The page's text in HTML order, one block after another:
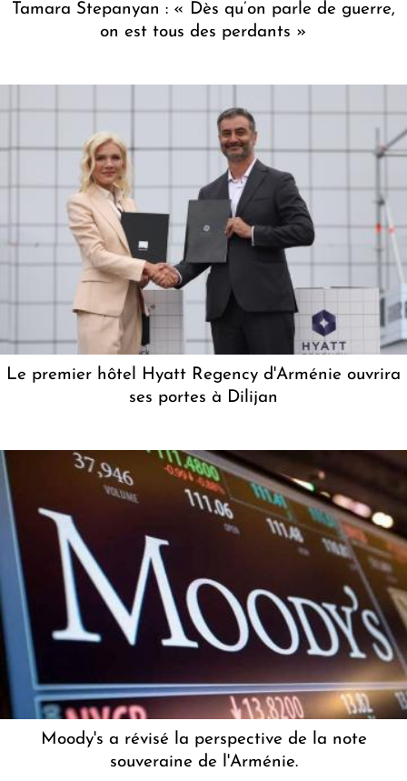
Tamara Stepanyan : « Dès qu’on parle de guerre,
on est tous des perdants »
Le premier hôtel Hyatt Regency d'Arménie ouvrira
ses portes à Dilijan
Moody's a révisé la perspective de la note
souveraine de l'Arménie.